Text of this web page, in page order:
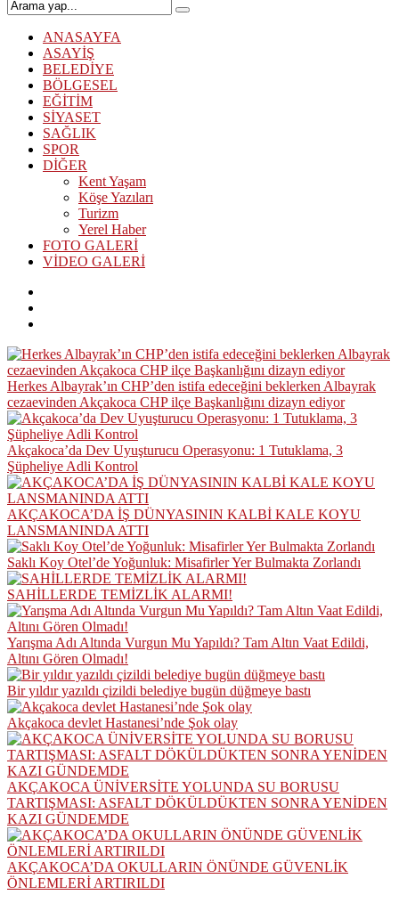
ANASAYFA
ASAYİŞ
BELEDİYE
BÖLGESEL
EĞİTİM
SİYASET
SAĞLIK
SPOR
DİĞER
Kent Yaşam
Köşe Yazıları
Turizm
Yerel Haber
FOTO GALERİ
VİDEO GALERİ
Herkes Albayrak’ın CHP’den istifa edeceğini beklerken Albayrak
cezaevinden Akçakoca CHP ilçe Başkanlığını dizayn ediyor
Akçakoca’da Dev Uyuşturucu Operasyonu: 1 Tutuklama, 3
Şüpheliye Adli Kontrol
AKÇAKOCA’DA İŞ DÜNYASININ KALBİ KALE KOYU
LANSMANINDA ATTI
Saklı Koy Otel’de Yoğunluk: Misafirler Yer Bulmakta Zorlandı
SAHİLLERDE TEMİZLİK ALARMI!
Yarışma Adı Altında Vurgun Mu Yapıldı? Tam Altın Vaat Edildi,
Altını Gören Olmadı!
Bir yıldır yazıldı çizildi belediye bugün düğmeye bastı
Akçakoca devlet Hastanesi’nde Şok olay
AKÇAKOCA ÜNİVERSİTE YOLUNDA SU BORUSU
TARTIŞMASI: ASFALT DÖKÜLDÜKTEN SONRA YENİDEN
KAZI GÜNDEMDE
AKÇAKOCA’DA OKULLARIN ÖNÜNDE GÜVENLİK
ÖNLEMLERİ ARTIRILDI